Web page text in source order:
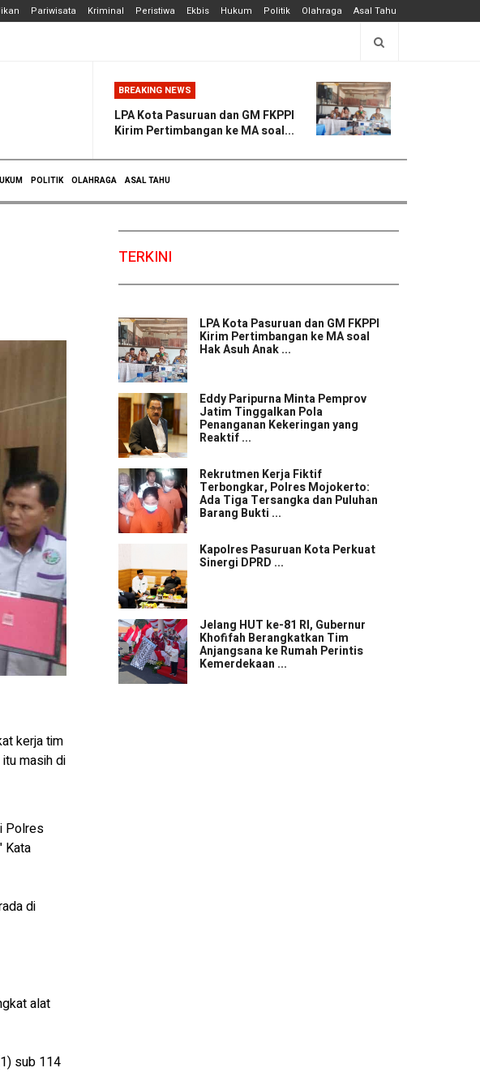
Pariwisata Kriminal Peristiwa Ekbis Hukum Politik Olahraga Asal Tahu
BREAKING NEWS
LPA Kota Pasuruan dan GM FKPPI
Kirim Pertimbangan ke MA soal...
POLITIK OLAHRAGA ASAL TAHU
kerja tim
masih di
Polres
Kata
di
alat
sub 114
TERKINI
LPA Kota Pasuruan dan GM FKPPI
Kirim Pertimbangan ke MA soal
Hak Asuh Anak ...
Eddy Paripurna Minta Pemprov
Jatim Tinggalkan Pola
Penanganan Kekeringan yang
Reaktif ...
Rekrutmen Kerja Fiktif
Terbongkar, Polres Mojokerto:
Ada Tiga Tersangka dan Puluhan
Barang Bukti ...
Kapolres Pasuruan Kota Perkuat
Sinergi DPRD ...
Jelang HUT ke-81 RI, Gubernur
Khofifah Berangkatkan Tim
Anjangsana ke Rumah Perintis
Kemerdekaan ...